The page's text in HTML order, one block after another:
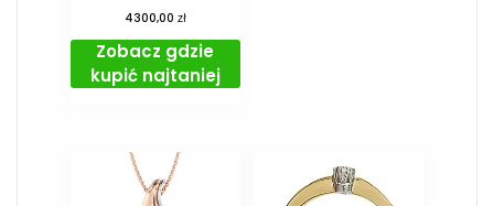
4300,00 zł
Zobacz gdzie
kupić najtaniej